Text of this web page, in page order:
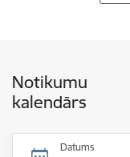
Notikumu
kalendārs
Datums